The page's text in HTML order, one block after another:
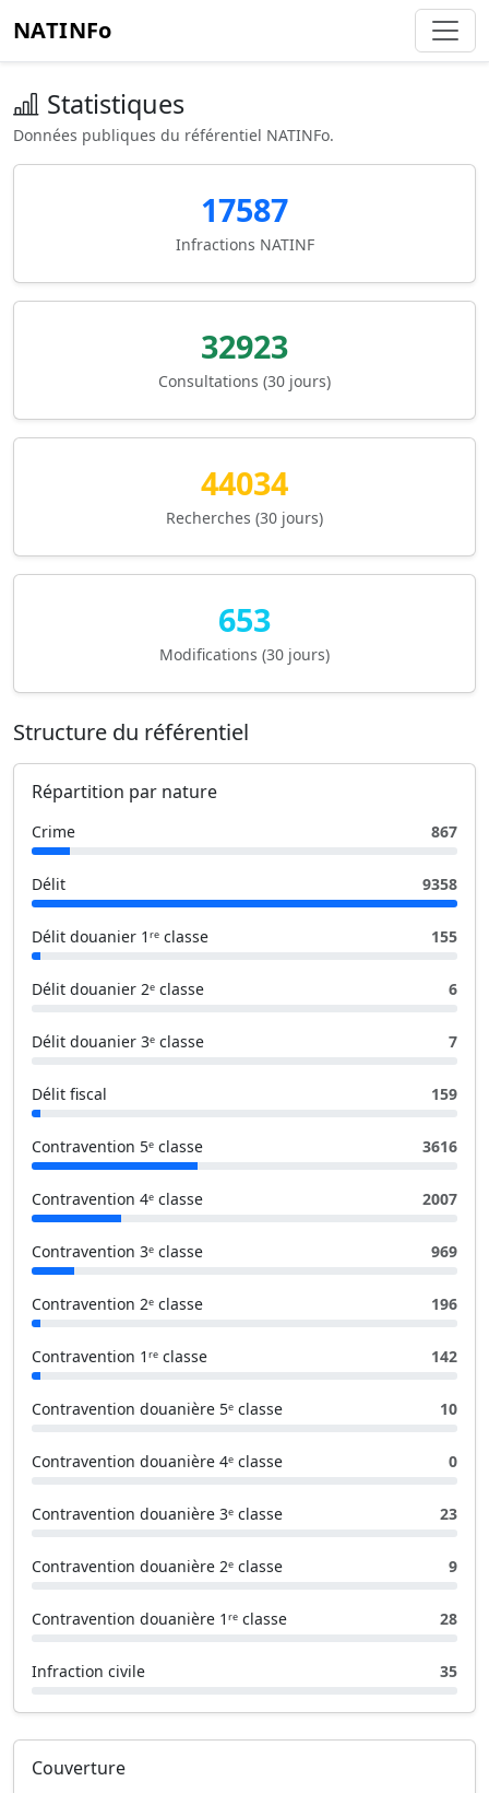
NATINFo
Statistiques
Données publiques du référentiel NATINFo.
17587
Infractions NATINF
32923
Consultations (30 jours)
44034
Recherches (30 jours)
653
Modifications (30 jours)
Structure du référentiel
Répartition par nature
Crime 867
Délit 9358
Délit douanier 1ʳᵉ classe 155
Délit douanier 2ᵉ classe 6
Délit douanier 3ᵉ classe 7
Délit fiscal 159
Contravention 5ᵉ classe 3616
Contravention 4ᵉ classe 2007
Contravention 3ᵉ classe 969
Contravention 2ᵉ classe 196
Contravention 1ʳᵉ classe 142
Contravention douanière 5ᵉ classe 10
Contravention douanière 4ᵉ classe 0
Contravention douanière 3ᵉ classe 23
Contravention douanière 2ᵉ classe 9
Contravention douanière 1ʳᵉ classe 28
Infraction civile 35
Couverture